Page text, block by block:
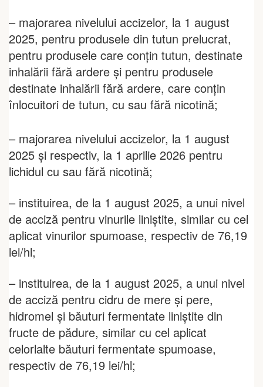
– majorarea nivelului accizelor, la 1 august
2025, pentru produsele din tutun prelucrat,
pentru produsele care conțin tutun, destinate
inhalării fără ardere și pentru produsele
destinate inhalării fără ardere, care conțin
înlocuitori de tutun, cu sau fără nicotină;
– majorarea nivelului accizelor, la 1 august
2025 și respectiv, la 1 aprilie 2026 pentru
lichidul cu sau fără nicotină;
– instituirea, de la 1 august 2025, a unui nivel
de acciză pentru vinurile liniștite, similar cu cel
aplicat vinurilor spumoase, respectiv de 76,19
lei/hl;
– instituirea, de la 1 august 2025, a unui nivel
de acciză pentru cidru de mere și pere,
hidromel și băuturi fermentate liniștite din
fructe de pădure, similar cu cel aplicat
celorlalte băuturi fermentate spumoase,
respectiv de 76,19 lei/hl;